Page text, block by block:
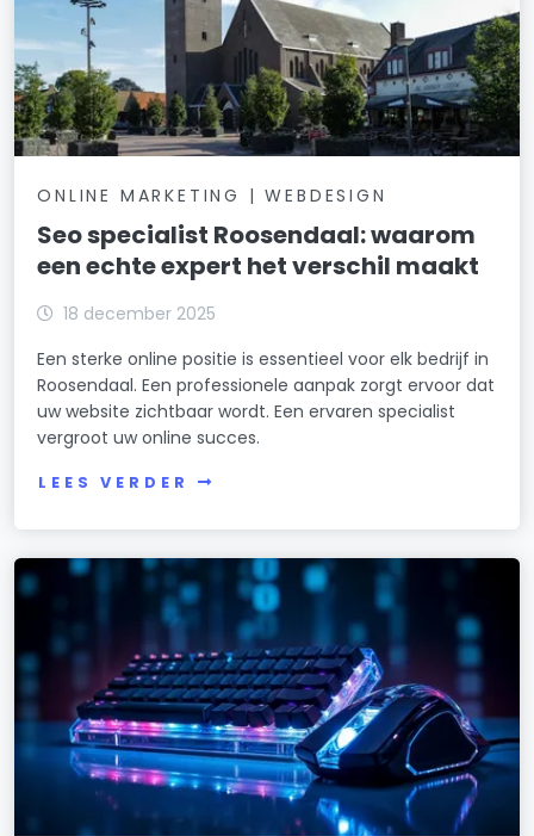
ONLINE MARKETING | WEBDESIGN
Seo specialist Roosendaal: waarom
een echte expert het verschil maakt
18 december 2025
Een sterke online positie is essentieel voor elk bedrijf in
Roosendaal. Een professionele aanpak zorgt ervoor dat
uw website zichtbaar wordt. Een ervaren specialist
vergroot uw online succes.
LEES VERDER